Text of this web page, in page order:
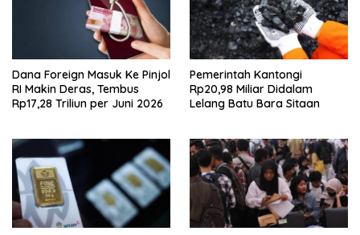
Dana Foreign Masuk Ke Pinjol
RI Makin Deras, Tembus
Rp17,28 Triliun per Juni 2026
Pemerintah Kantongi
Rp20,98 Miliar Didalam
Lelang Batu Bara Sitaan